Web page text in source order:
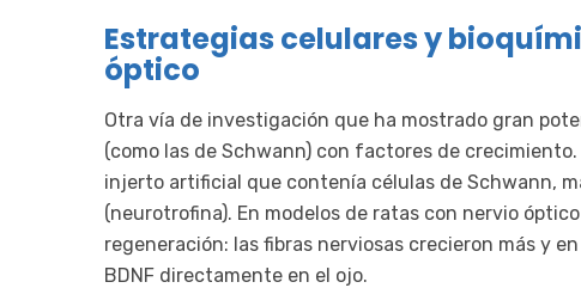
Estrategias celulares y
óptico
Otra vía de investigación que ha mostrado gran
(como las de Schwann) con factores de
injerto artificial que contenía células de Schwann,
(neurotrofina). En modelos de ratas con nervio
regeneración: las fibras nerviosas crecieron más y
BDNF directamente en el ojo.